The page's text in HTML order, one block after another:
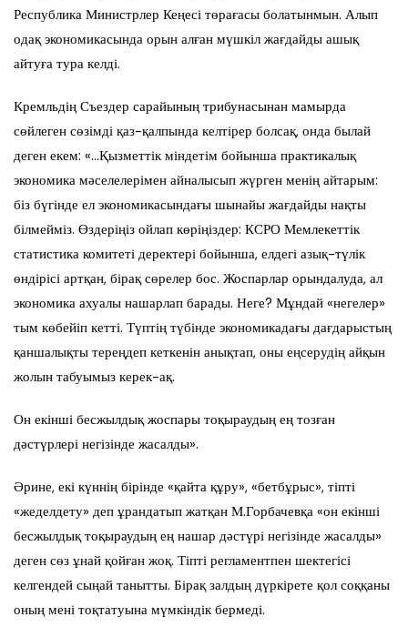
Республика Министрлер Кеңесі төрағасы болатынмын. Алып
одақ экономикасында орын алған мүшкіл жағдайды ашық
айтуға тура келді.
Кремльдің Съездер сарайының трибунасынан мамырда
сөйлеген сөзімді қаз-қалпында келтірер болсақ, онда былай
деген екем: «…Қызметтік міндетім бойынша практикалық
экономика мәселелерімен айналысып жүрген менің айтарым:
біз бүгінде ел экономикасындағы шынайы жағдайды нақты
білмейміз. Өздеріңіз ойлап көріңіздер: КСРО Мемлекеттік
статистика комитеті деректері бойынша, елдегі азық-түлік
өндірісі артқан, бірақ сөрелер бос. Жоспарлар орындалуда, ал
экономика ахуалы нашарлап барады. Неге? Мұндай «негелер»
тым көбейіп кетті. Түптің түбінде экономикадағы дағдарыстың
қаншалықты тереңдеп кеткенін анықтап, оны еңсерудің айқын
жолын табуымыз керек-ақ.
Он екінші бесжылдық жоспары тоқыраудың ең тозған
дәстүрлері негізінде жасалды».
Әрине, екі күннің бірінде «қайта құру», «бетбұрыс», тіпті
«жеделдету» деп ұрандатып жатқан М.Горбачевқа «он екінші
бесжылдық тоқыраудың ең нашар дәстүрі негізінде жасалды»
деген сөз ұнай қойған жоқ. Тіпті регламентпен шектегісі
келгендей сыңай танытты. Бірақ залдың дүркірете қол соққаны
оның мені тоқтатуына мүмкіндік бермеді.